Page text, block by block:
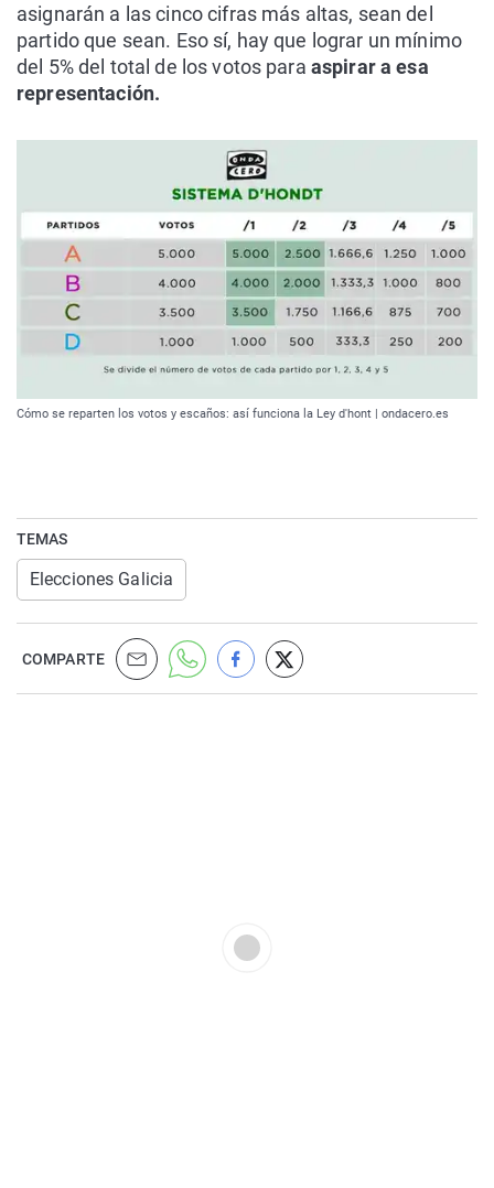
asignarán a las cinco cifras más altas, sean del
partido que sean. Eso sí, hay que lograr un mínimo
del 5% del total de los votos para aspirar a esa
representación.
Cómo se reparten los votos y escaños: así funciona la Ley d'hont | ondacero.es
TEMAS
Elecciones Galicia
COMPARTE